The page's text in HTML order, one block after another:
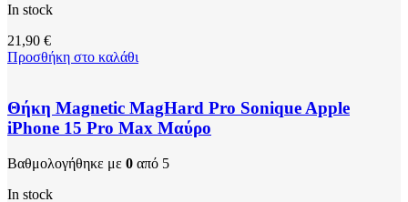
In stock
21,90 €
Προσθήκη στο καλάθι
Θήκη Magnetic MagHard Pro Sonique Apple
iPhone 15 Pro Max Μαύρο
Βαθμολογήθηκε με 0 από 5
In stock